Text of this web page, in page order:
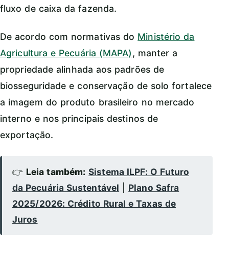
fluxo de caixa da fazenda.
De acordo com normativas do Ministério da
Agricultura e Pecuária (MAPA), manter a
propriedade alinhada aos padrões de
biosseguridade e conservação de solo fortalece
a imagem do produto brasileiro no mercado
interno e nos principais destinos de
exportação.
👉 Leia também: Sistema ILPF: O Futuro
da Pecuária Sustentável
Plano Safra
2025/2026: Crédito Rural e Taxas de
Juros